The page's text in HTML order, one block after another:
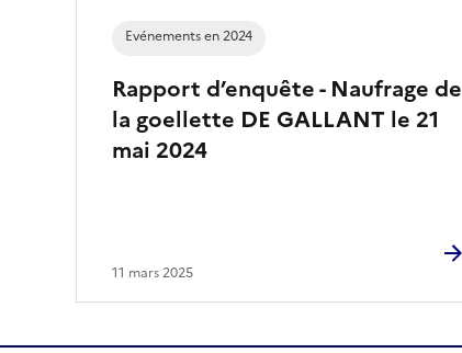
Rapport d’enquête - Naufrage de
la goellette DE GALLANT le 21
mai 2024
Evénements en 2024
11 mars 2025